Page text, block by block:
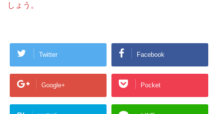
しょう。
Twitter Facebook
Google+ Pocket